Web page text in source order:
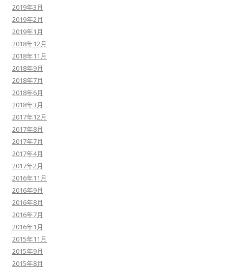
2019年3月
2019年2月
2019年1月
2018年12月
2018年11月
2018年9月
2018年7月
2018年6月
2018年3月
2017年12月
2017年8月
2017年7月
2017年4月
2017年2月
2016年11月
2016年9月
2016年8月
2016年7月
2016年1月
2015年11月
2015年9月
2015年8月